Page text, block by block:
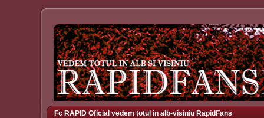
Fc RAPID Oficial vedem totul in alb-visiniu RapidFans